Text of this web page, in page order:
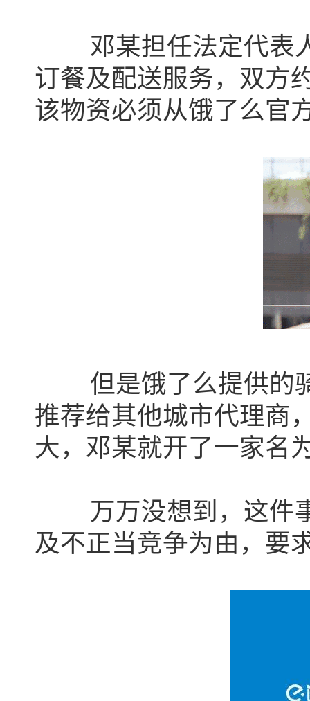
邓某担任法定代表人
订餐及配送服务，双方
该物资必须从饿了么官
但是饿了么提供的骑
推荐给其他城市代理商
大，邓某就开了一家名
万万没想到，这件事
及不正当竞争为由，要